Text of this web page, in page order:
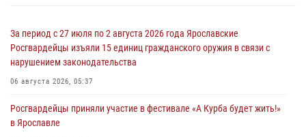
За период с 27 июля по 2 августа 2026 года Ярославские
Росгвардейцы изъяли 15 единиц гражданского оружия в связи с
нарушением законодательства
06 августа 2026, 05:37
Росгвардейцы приняли участие в фестивале «А Курба будет жить!»
в Ярославле